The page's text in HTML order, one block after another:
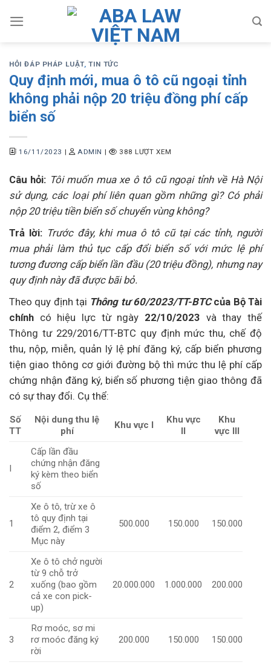
HỎI ĐÁP PHÁP LUẬT,TIN TỨC
Quy định mới, mua ô tô cũ ngoại tỉnh
không phải nộp 20 triệu đồng phí cấp
biển số
16/11/2023 | ADMIN | 388 LƯỢT XEM
Câu hỏi: Tôi muốn mua xe ô tô cũ ngoại tỉnh về Hà Nội
sử dụng, các loại phí liên quan gồm những gì? Có phải
nộp 20 triệu tiền biển số chuyển vùng không?
Trả lời: Trước đây, khi mua ô tô cũ tại các tỉnh, người
mua phải làm thủ tục cấp đổi biển số với mức lệ phí
tương đương cấp biển lần đầu (20 triệu đồng), nhưng nay
quy định này đã được bãi bỏ.
Theo quy định tại Thông tư 60/2023/TT-BTCcủa Bộ Tài
chính có hiệu lực từ ngày 22/10/2023 và thay thế
Thông tư 229/2016/TT-BTC quy định mức thu, chế độ
thu, nộp, miễn, quản lý lệ phí đăng ký, cấp biển phương
tiện giao thông cơ giới đường bộ thì mức thu lệ phí cấp
chứng nhận đăng ký, biển số phương tiện giao thông đã
có sự thay đổi. Cụ thể:
Số
TT
Nội dung thu lệ
phí
Khu vực I
Khu vực
II
Khu
vực III
I
Cấp lần đầu
chứng nhận đăng
ký kèm theo biển
số
1
Xe ô tô, trừ xe ô
tô quy định tại
điểm 2, điểm 3
Mục này
500.000 150.000 150.000
2
Xe ô tô chở người
từ 9 chỗ trở
xuống (bao gồm
cả xe con pick-
up)
20.000.000 1.000.000 200.000
3
Rơ moóc, sơ mi
rơ moóc đăng ký
rời
200.000 150.000 150.000